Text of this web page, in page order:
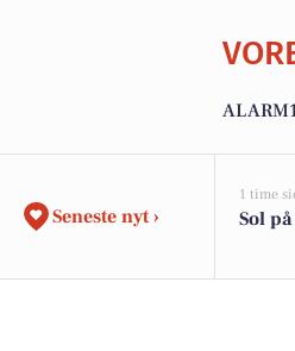
Seneste nyt ›
1 time
Sol